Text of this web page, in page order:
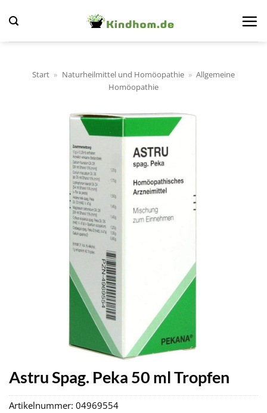
Inhalt
springen
Start » Naturheilmittel und Homöopathie » Allgemeine
Homöopathie
Astru Spag. Peka 50 ml Tropfen
Artikelnummer: 04969554